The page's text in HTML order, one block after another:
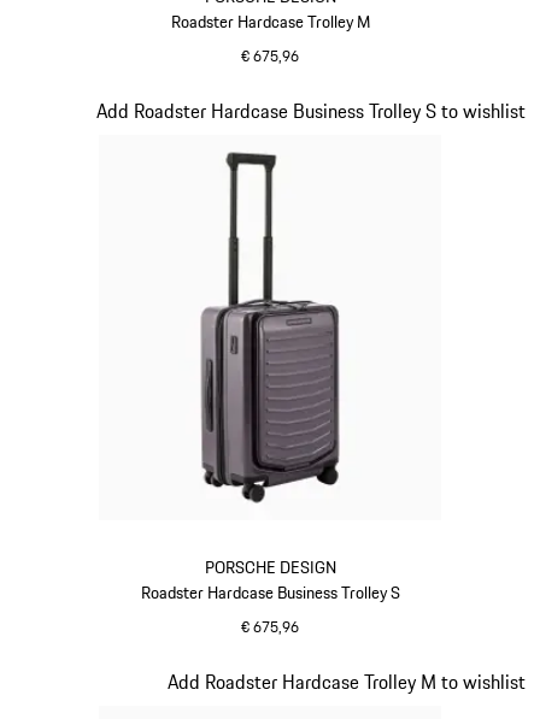
Roadster Hardcase Trolley M
€ 675,96
PORSCHE DESIGN
Roadster Hardcase Business Trolley S
€ 675,96
Add Roadster Hardcase Business Trolley S to wishlist
Dia 10 van 20
Add Roadster Hardcase Trolley M to wishlist